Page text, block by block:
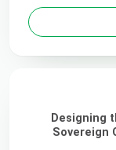
Designing
Sovereign